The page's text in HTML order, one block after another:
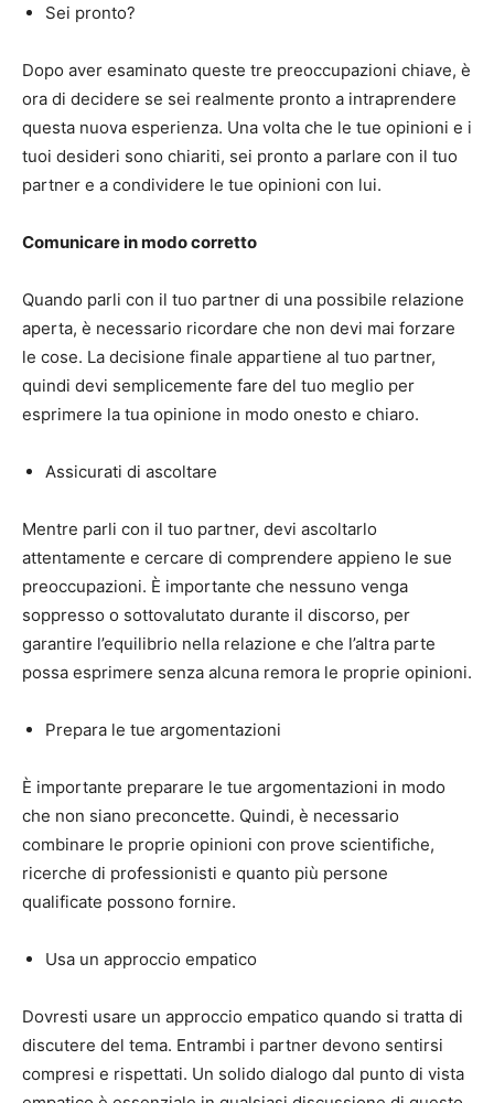
Sei pronto?
Dopo aver esaminato queste tre preoccupazioni chiave, è
ora di decidere se sei realmente pronto a intraprendere
questa nuova esperienza. Una volta che le tue opinioni e i
tuoi desideri sono chiariti, sei pronto a parlare con il tuo
partner e a condividere le tue opinioni con lui.
Comunicare in modo corretto
Quando parli con il tuo partner di una possibile relazione
aperta, è necessario ricordare che non devi mai forzare
le cose. La decisione finale appartiene al tuo partner,
quindi devi semplicemente fare del tuo meglio per
esprimere la tua opinione in modo onesto e chiaro.
Assicurati di ascoltare
Mentre parli con il tuo partner, devi ascoltarlo
attentamente e cercare di comprendere appieno le sue
preoccupazioni. È importante che nessuno venga
soppresso o sottovalutato durante il discorso, per
garantire l’equilibrio nella relazione e che l’altra parte
possa esprimere senza alcuna remora le proprie opinioni.
Prepara le tue argomentazioni
È importante preparare le tue argomentazioni in modo
che non siano preconcette. Quindi, è necessario
combinare le proprie opinioni con prove scientifiche,
ricerche di professionisti e quanto più persone
qualificate possono fornire.
Usa un approccio empatico
Dovresti usare un approccio empatico quando si tratta di
discutere del tema. Entrambi i partner devono sentirsi
compresi e rispettati. Un solido dialogo dal punto di vista